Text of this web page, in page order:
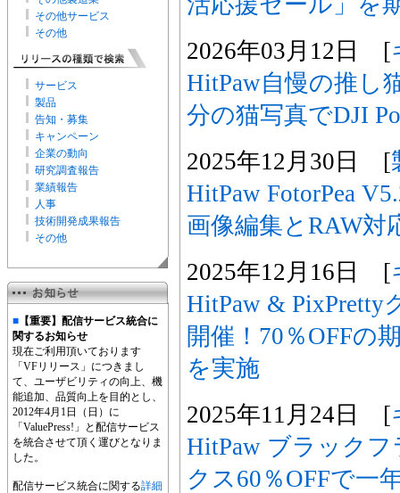
その他サービス
その他
サービス
製品
告知・募集
キャンペーン
企業の動向
研究調査報告
業績報告
人事
技術開発成果報告
その他
■ 【重要】配信サービス統合に
関するお知らせ
現在ご利用頂いております
「VFリリース」につきまし
て、ユーザビリティの向上、機
能追加、品質向上を目的とし、
2012年4月1日（日）に
「ValuePress!」と配信サービス
を統合させて頂く運びとなりま
した。
配信サービス統合に関する詳細
2026年03月12日 [
HitPaw自慢の推し
分の猫写真でDJI
2025年12月30日 [
HitPaw FotorPea
画像編集とRAW対
2025年12月16日 [
HitPaw & PixPretty
開催！70％OFFの
を実施
2025年11月24日 [
HitPaw ブラック
クス60％OFFで一